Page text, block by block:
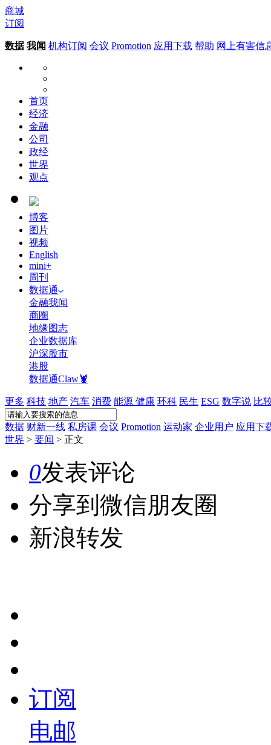
商城
订阅
数据 我闻 机构订阅 会议 Promotion 应用下载 帮助 网上有害信
首页
经济
金融
公司
政经
世界
观点
博客
图片
视频
English
mini+
周刊
数据通
金融我闻
商圈
地缘图志
企业数据库
沪深股市
港股
数据通Claw🦞
更多 科技 地产 汽车 消费 能源 健康 环科 民生 ESG 数字说 比
数据 财新一线 私房课 会议 Promotion 运动家 企业用户 应用下
世界 > 要闻 > 正文
0发表评论
分享到微信朋友圈
新浪转发
订阅
电邮